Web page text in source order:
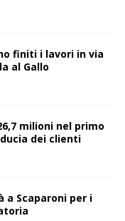
finiti i lavori in via
al Gallo
milioni nel primo
dei clienti
a Scaparoni per i